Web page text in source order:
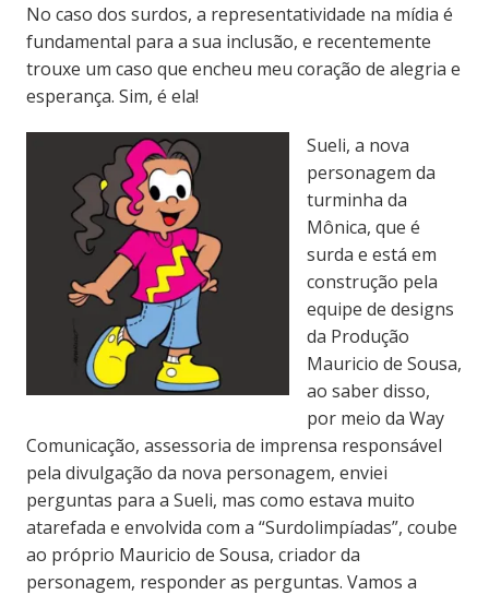
No caso dos surdos, a representatividade na mídia é
fundamental para a sua inclusão, e recentemente
trouxe um caso que encheu meu coração de alegria e
esperança. Sim, é ela!
Sueli, a nova
personagem da
turminha da
Mônica, que é
surda e está em
construção pela
equipe de designs
da Produção
Mauricio de Sousa,
ao saber disso,
por meio da Way
Comunicação, assessoria de imprensa responsável
pela divulgação da nova personagem, enviei
perguntas para a Sueli, mas como estava muito
atarefada e envolvida com a “Surdolimpíadas”, coube
ao próprio Mauricio de Sousa, criador da
personagem, responder as perguntas. Vamos a